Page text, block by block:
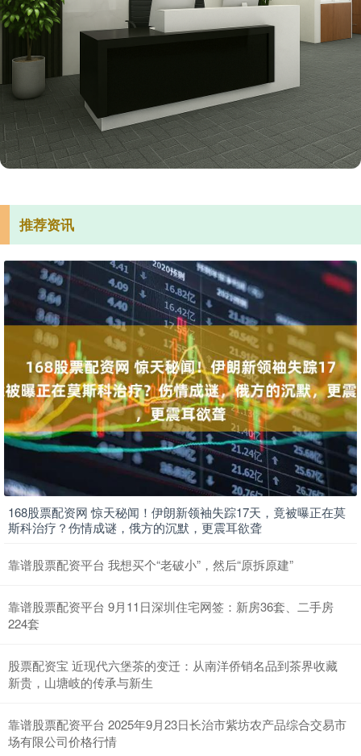
推荐资讯
168股票配资网 惊天秘闻！伊朗新领袖失踪17天，竟被曝正在莫
斯科治疗？伤情成谜，俄方的沉默，更震耳欲聋
靠谱股票配资平台 我想买个“老破小”，然后“原拆原建”
靠谱股票配资平台 9月11日深圳住宅网签：新房36套、二手房
224套
股票配资宝 近现代六堡茶的变迁：从南洋侨销名品到茶界收藏
新贵，山塘岐的传承与新生
靠谱股票配资平台 2025年9月23日长治市紫坊农产品综合交易市
场有限公司价格行情